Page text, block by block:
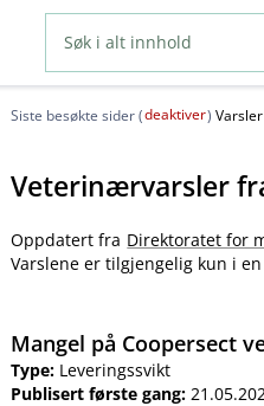
Siste besøkte sider (deaktiver)
Veterinærvarsler
Oppdatert fra Direktoratet for
Varslene er tilgjengelig kun i
Mangel på Coopersect
Type: Leveringssvikt
Publisert første gang: